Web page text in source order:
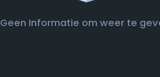
Geen Informatie om weer te